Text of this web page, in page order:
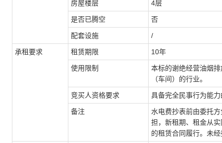
房屋楼层 4层
是否已腾空 否
配套设施 /
承租要求 租赁期限 10年
使用限制
本标的谢绝经营油烟
（车间）的行业。
竞买人资格要求 具备完全民事行为能
备注 水电费抄表前由委托方
担，新租期、租金从
的租赁合同履行。 未经